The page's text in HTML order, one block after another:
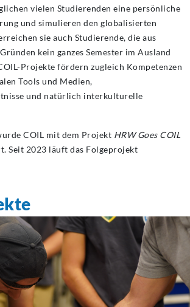
vielen Studierenden eine persönliche
und simulieren den globalisierten
sie auch Studierende, die aus
kein ganzes Semester im Ausland
Projekte fördern zugleich Kompetenzen
Tools und Medien,
und natürlich interkulturelle
COIL mit dem Projekt HRW Goes COIL
Seit 2023 läuft das Folgeprojekt